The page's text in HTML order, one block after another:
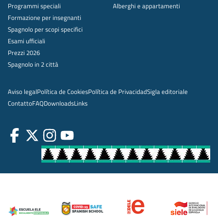
Programmi speciali
Formazione per insegnanti
Spagnolo per scopi specifici
Esami ufficiali
Prezzi 2026
Spagnolo in 2 città
Alberghi e appartamenti
Aviso legalPolítica de CookiesPolítica de PrivacidadSigla editoriale
ContattoFAQDownloadsLinks